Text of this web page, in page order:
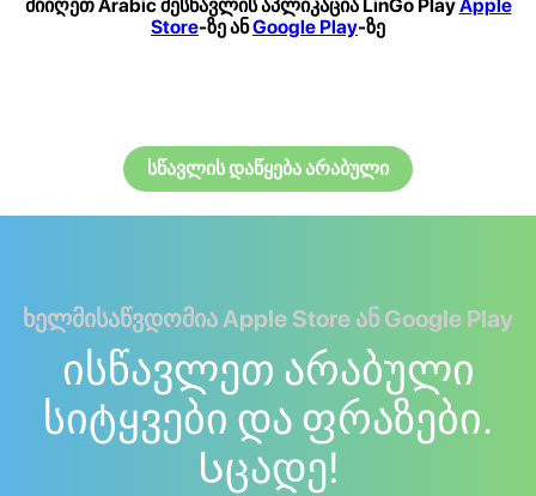
მიიღეთ Arabic შესწავლის აპლიკაცია LinGo PlayApple
Store-ზე ანGoogle Play-ზე
სწავლის დაწყება არაბული
ხელმისაწვდომია Apple Store ან Google Play
ისწავლეთ არაბული
სიტყვები და ფრაზები.
Სცადე!